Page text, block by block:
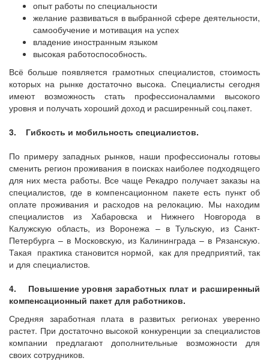
опыт работы по специальности
желание развиваться в выбранной сфере деятельности,
самообучение и мотивация на успех
владение иностранным языком
высокая работоспособность.
Всё больше появляется грамотных специалистов, стоимость
которых на рынке достаточно высока. Специалисты сегодня
имеют возможность стать профессионаламми высокого
уровня и получать хороший доход и расширенный соц.пакет.
3. Гибкость и мобильность специалистов.
По примеру западных рынков, наши профессионалы готовы
сменить регион проживания в поисках наиболее подходящего
для них места работы. Все чаще Рекадро получает заказы на
специалистов, где в компенсационном пакете есть пункт об
оплате проживания и расходов на релокацию. Мы находим
специалистов из Хабаровска и Нижнего Новгорода в
Калужскую область, из Воронежа – в Тульскую, из Санкт-
Петербурга – в Московскую, из Калининграда – в Рязанскую.
Такая практика становится нормой, как для предприятий, так
и для специалистов.
4. Повышение уровня заработных плат и расширенный
компенсационный пакет для работников.
Средняя заработная плата в развитых регионах уверенно
растет. При достаточно высокой конкуренции за специалистов
компании предлагают дополнительные возможности для
своих сотрудников.